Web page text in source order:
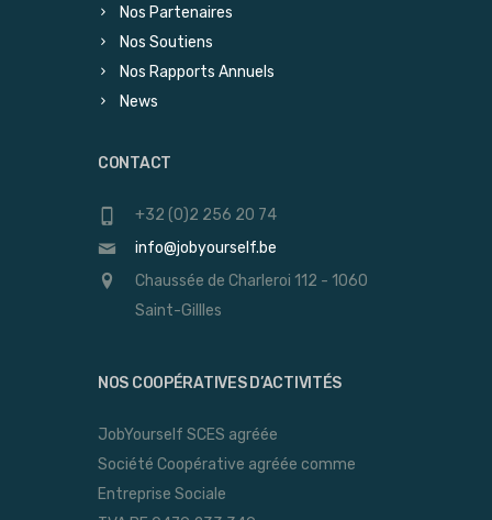
Nos Partenaires
Nos Soutiens
Nos Rapports Annuels
News
CONTACT
+32 (0)2 256 20 74
info@jobyourself.be
Chaussée de Charleroi 112 - 1060
Saint-Gillles
NOS COOPÉRATIVES D’ACTIVITÉS
JobYourself SCES agréée
Société Coopérative agréée comme
Entreprise Sociale